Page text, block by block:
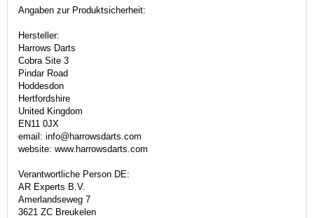
Angaben zur Produktsicherheit:
Hersteller:
Harrows Darts
Cobra Site 3
Pindar Road
Hoddesdon
Hertfordshire
United Kingdom
EN11 0JX
email: info@harrowsdarts.com
website: www.harrowsdarts.com
Verantwortliche Person DE:
AR Experts B.V.
Amerlandseweg 7
3621 ZC Breukelen